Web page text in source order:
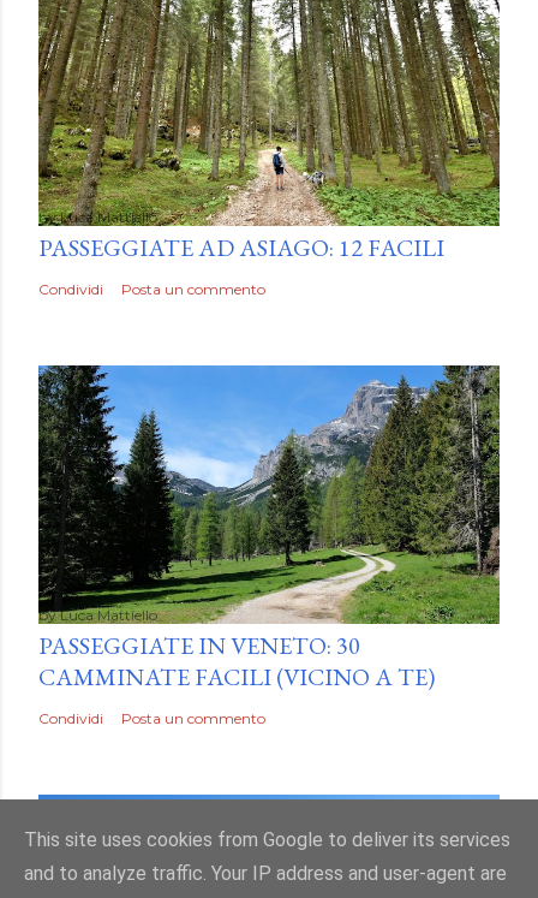
byLuca Mattiello
PASSEGGIATE AD ASIAGO: 12 FACILI
Condividi Posta un commento
byLuca Mattiello
PASSEGGIATE IN VENETO: 30
CAMMINATE FACILI (VICINO A TE)
Condividi Posta un commento
This site uses cookies from Google to deliver its services
and to analyze traffic. Your IP address and user-agent are